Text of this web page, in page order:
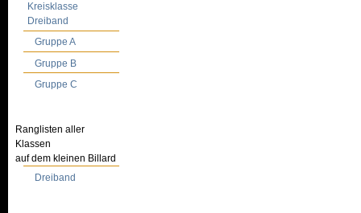
Kreisklasse
Dreiband
Gruppe A
Gruppe B
Gruppe C
Ranglisten aller
Klassen
auf dem kleinen Billard
Dreiband